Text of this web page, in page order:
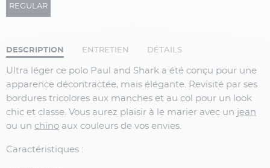
REGULAR
DESCRIPTION ENTRETIEN DÉTAILS
Ultra léger ce polo Paul and Shark a été conçu pour une
apparence décontractée, mais élégante. Revisité par ses
bordures tricolores aux manches et au col pour un look
chic et classe. Vous aurez plaisir à le marier avec un jean
ou un chino aux couleurs de vos envies.
Caractéristiques :